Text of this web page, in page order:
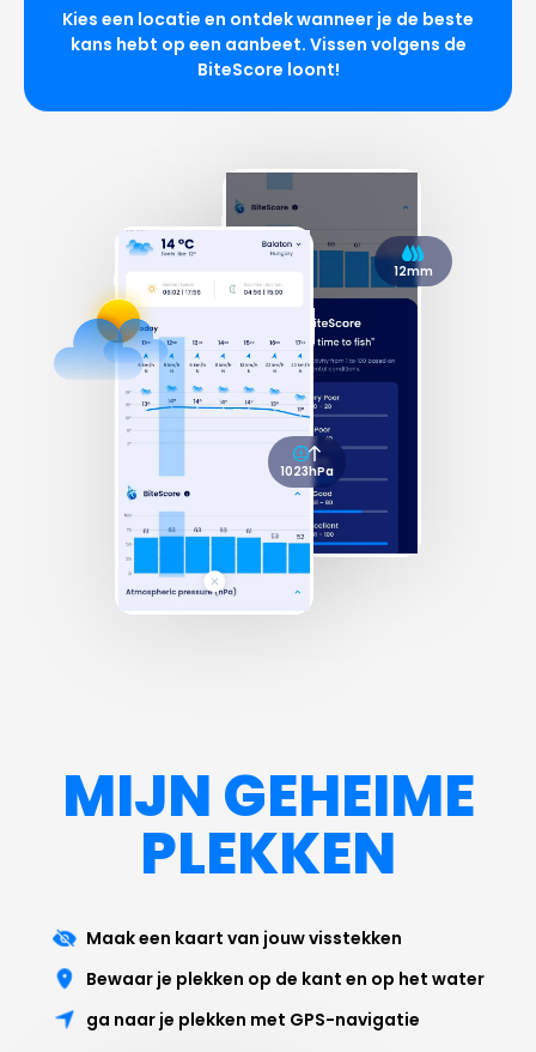
Kies een locatie en ontdek wanneer je de beste
kans hebt op een aanbeet. Vissen volgens de
BiteScore loont!
12mm
1023hPa
MIJN GEHEIME
PLEKKEN
Maak een kaart van jouw visstekken
Bewaar je plekken op de kant en op het water
ga naar je plekken met GPS-navigatie